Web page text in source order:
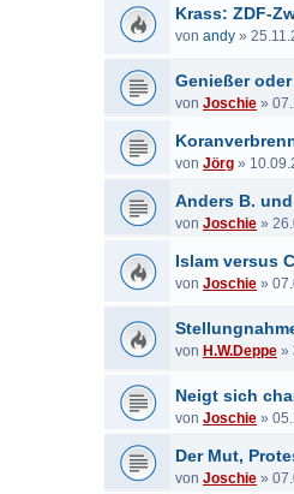
Krass: ZDF-
von andy »
Genießer
von Joschie »
von Jörg »
Anders B.
von Joschie »
Islam versus
von Joschie »
von H.W.Deppe »
Neigt sich
von Joschie »
Der Mut,
von Joschie »